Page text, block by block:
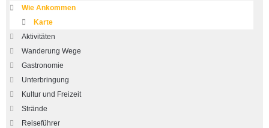
Wie Ankommen
Karte
Aktivitäten
Wanderung Wege
Gastronomie
Unterbringung
Kultur und Freizeit
Strände
Reiseführer